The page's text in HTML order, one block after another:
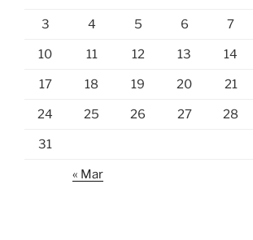
3 4 5 6 7
10 11 12 13 14
17 18 19 20 21
24 25 26 27 28
31
« Mar